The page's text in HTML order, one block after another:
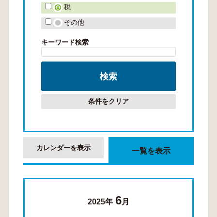
税
その他
キーワード検索
条件をクリア
カレンダーを表示 一覧を表示
2025年 6月